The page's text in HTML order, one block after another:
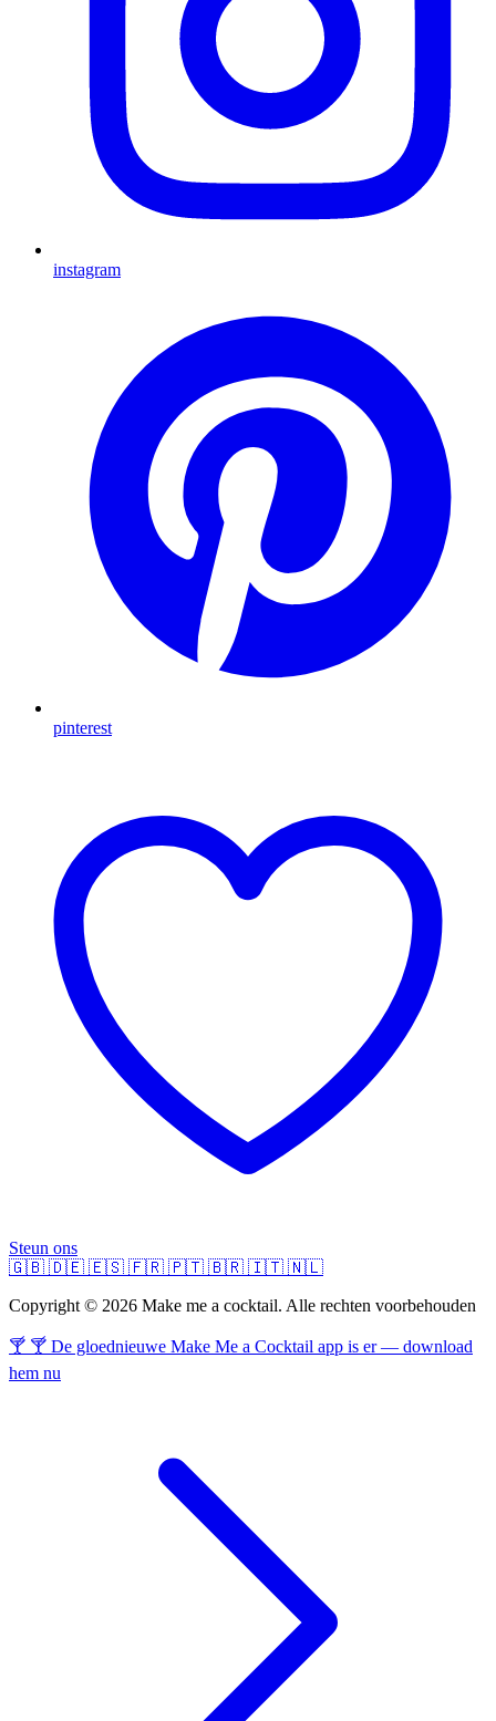
instagram
pinterest
Steun ons
🇬🇧 🇩🇪 🇪🇸 🇫🇷 🇵🇹 🇧🇷 🇮🇹 🇳🇱
Copyright © 2026 Make me a cocktail. Alle rechten voorbehouden
🍸 🍸 De gloednieuwe Make Me a Cocktail app is er — download
hem nu